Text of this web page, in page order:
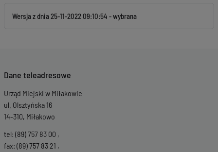
Wersja z dnia25-11-2022 09:10:54
Dane teleadresowe
Urząd Miejski w Miłakowie
ul. Olsztyńska 16
14-310, Miłakowo
tel: (89) 757 83 00 ,
fax: (89) 757 83 21 ,